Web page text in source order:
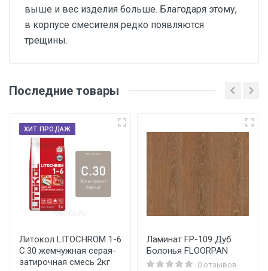
выше и вес изделия больше. Благодаря этому,
в корпусе смесителя редко появляются
трещины.
Основные
F1057-2
Бренд
Frap
Страна производитель
Россия
Дополнительная информация
Последние товары
ХИТ ПРОДАЖ
Литокол LITOCHROM 1-6
C.30 жемчужная серая-
затирочная смесь 2кг
Ламинат FP-109 Дуб
Болонья FLOORPAN
0 отзывов